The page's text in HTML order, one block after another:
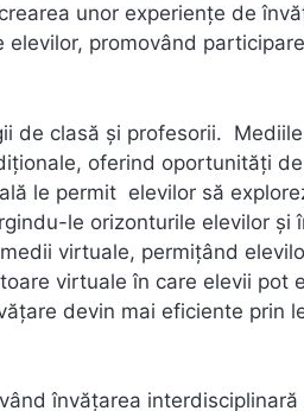
unor experiențe de
promovând
de clasă și profesorii.
oferind oportunități
le permit elevilor să
le orizonturile elevilor și
virtuale, permițând
virtuale în care elevii pot
devin mai eficiente prin
învățarea interdisciplinară